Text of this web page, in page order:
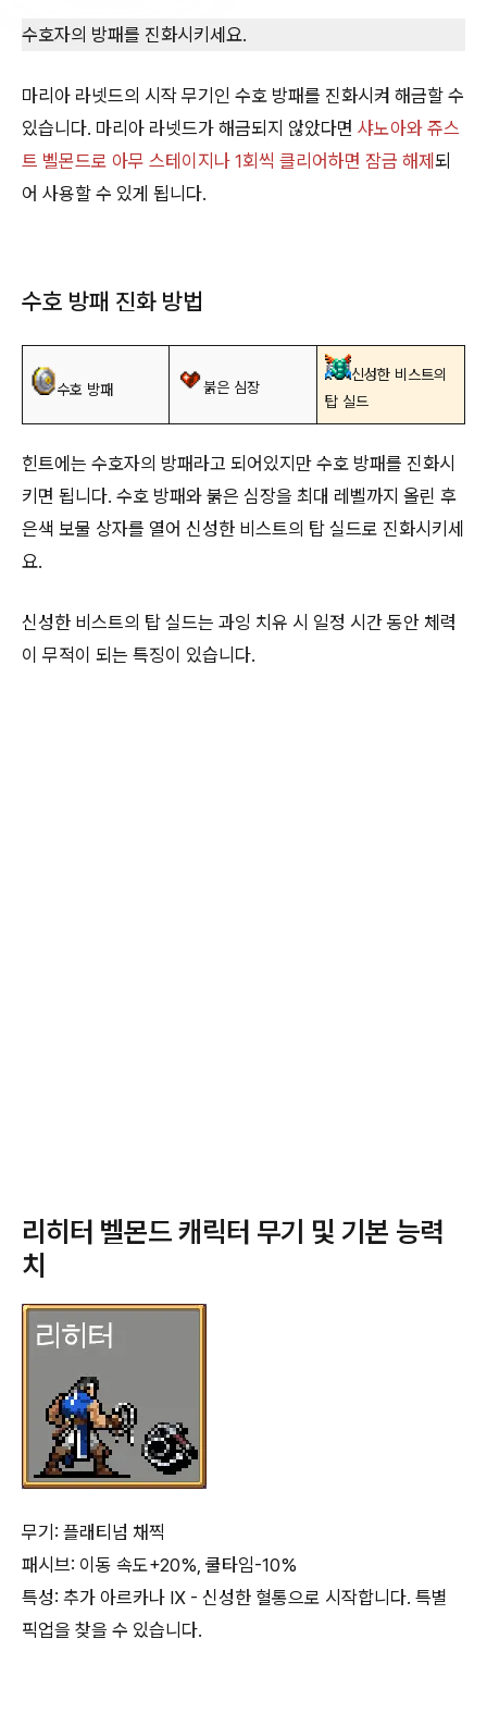
수호자의 방패를 진화시키세요.
마리아 라넷드의 시작 무기인 수호 방패를 진화시켜 해금할 수
있습니다. 마리아 라넷드가 해금되지 않았다면 샤노아와 쥬스
트 벨몬드로 아무 스테이지나 1회씩 클리어하면 잠금 해제 되
어 사용할 수 있게 됩니다.
수호 방패 진화 방법
수호 방패 붉은 심장
신성한 비스트의
탑 실드
힌트에는 수호자의 방패라고 되어있지만 수호 방패를 진화시
키면 됩니다. 수호 방패와 붉은 심장을 최대 레벨까지 올린 후
은색 보물 상자를 열어 신성한 비스트의 탑 실드로 진화시키세
요.
신성한 비스트의 탑 실드는 과잉 치유 시 일정 시간 동안 체력
이 무적이 되는 특징이 있습니다.
리히터 벨몬드 캐릭터 무기 및 기본 능력
치
무기: 플래티넘 채찍
패시브: 이동 속도+20%, 쿨타임-10%
특성: 추가 아르카나 Ⅸ - 신성한 혈통으로 시작합니다. 특별
픽업을 찾을 수 있습니다.